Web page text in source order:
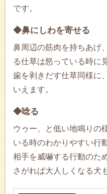
です。
◆鼻にしわを寄せる
鼻周辺の筋肉を持ちあげ
る仕草は怒っている時に
歯を剥きだす仕草同様に
いえます。
◆唸る
ウゥー、と低い地鳴りの
いる時のわかりやすい行
相手を威嚇する行動のた
さがれば大人しくなる犬